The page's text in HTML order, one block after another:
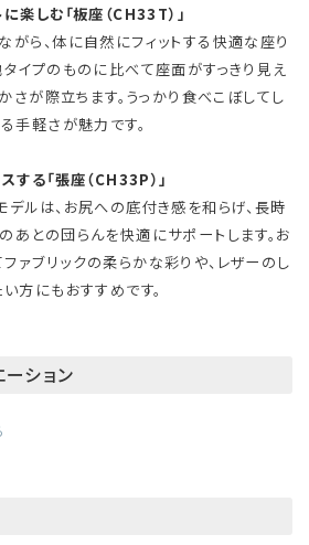
しむ「板座（CH33T）」
ら、体に自然にフィットする快適な座り
イプのものに比べて座面がすっきり見え
さが際立ちます。うっかり食べこぼしてし
手軽さが魅力です。
る「張座（CH33P）」
ルは、お尻への底付き感を和らげ、長時
あとの団らんを快適にサポートします。お
ァブリックの柔らかな彩りや、レザーのし
方にもおすすめです。
ーション